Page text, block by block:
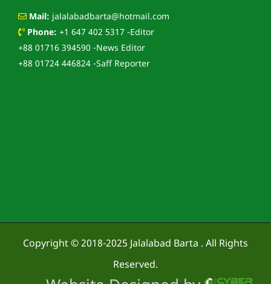
Mail: jalalabadbarta@hotmail.com
Phone: +1 647 402 5317 -Editor
+88 01716 394590 -News Editor
+88 01724 446824 -Saff Reporter
Copyright © 2018-2025Jalalabad Barta . All Rights
Reserved.